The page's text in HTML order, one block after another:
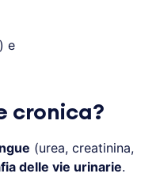
e
cronica?
(urea, creatinina,
delle vie urinarie.